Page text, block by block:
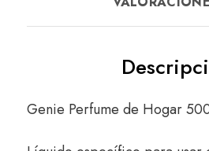
Genie Perfume de Hogar